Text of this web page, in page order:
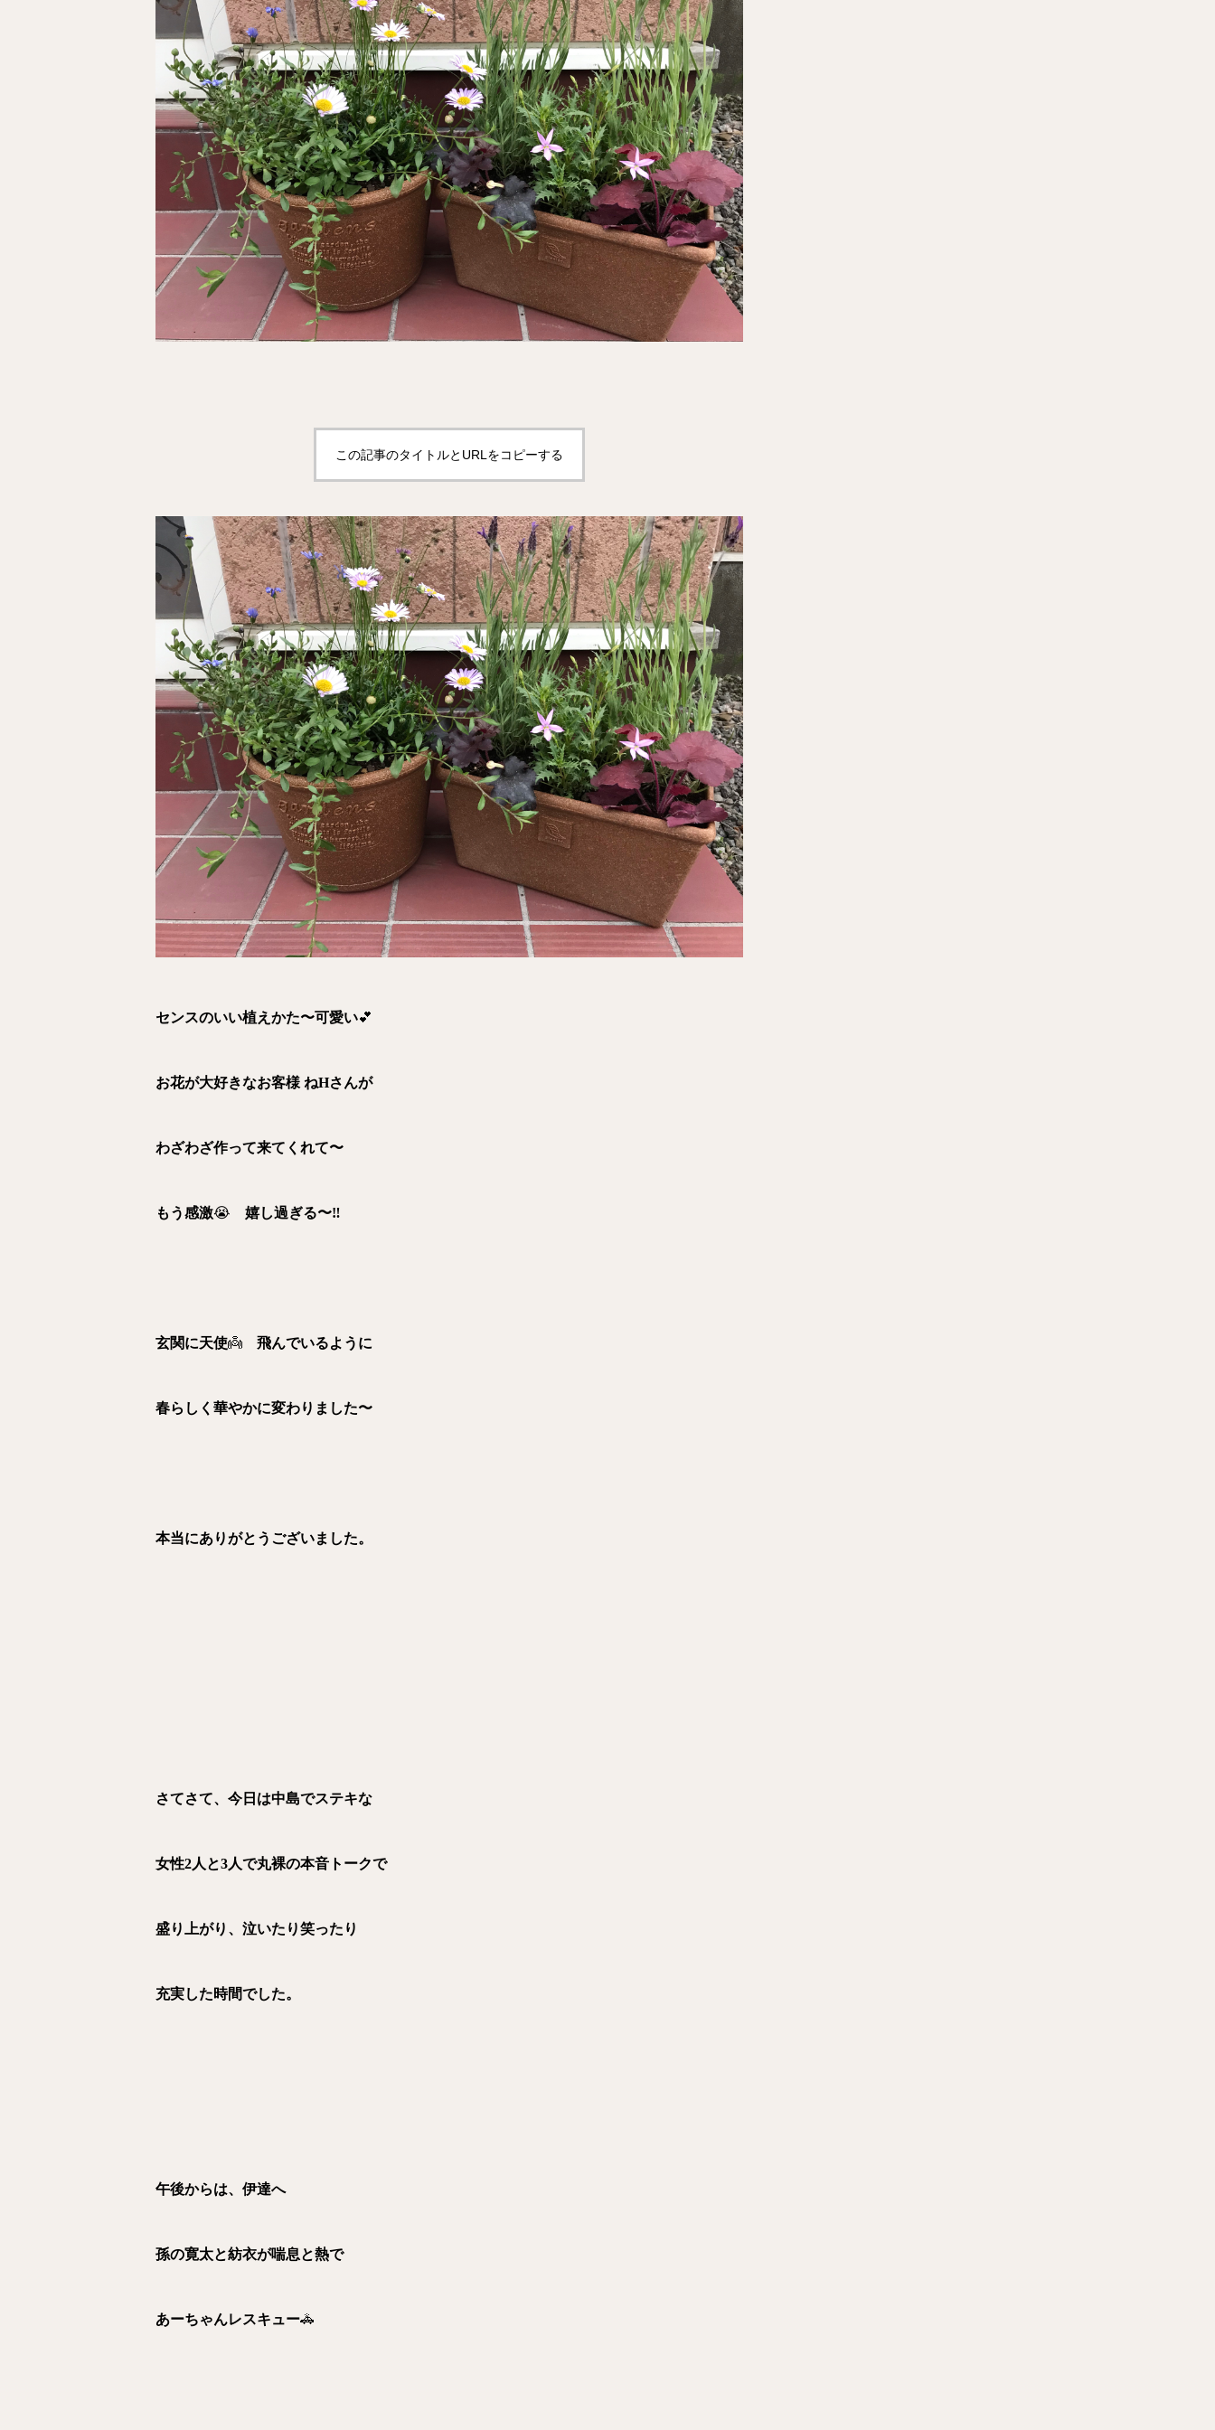
この記事のタイトルとURLをコピーする
センスのいい植えかた〜可愛い💕
お花が大好きなお客様 ねHさんが
わざわざ作って来てくれて〜
もう感激😭 嬉し過ぎる〜‼︎
玄関に天使👼 飛んでいるように
春らしく華やかに変わりました〜
本当にありがとうございました。
さてさて、今日は中島でステキな
女性2人と3人で丸裸の本音トークで
盛り上がり、泣いたり笑ったり
充実した時間でした。
午後からは、伊達へ
孫の寛太と紡衣が喘息と熱で
あーちゃんレスキュー🚓